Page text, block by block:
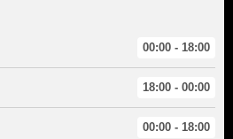
00:00 - 18:00
18:00 - 00:00
00:00 - 18:00